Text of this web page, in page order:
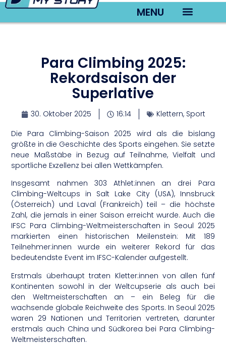
MENU
Para Climbing 2025:
Rekordsaison der
Superlative
30. Oktober 2025 16:14 Klettern, Sport
Die Para Climbing-Saison 2025 wird als die bislang
größte in die Geschichte des Sports eingehen. Sie setzte
neue Maßstäbe in Bezug auf Teilnahme, Vielfalt und
sportliche Exzellenz bei allen Wettkämpfen.
Insgesamt nahmen 303 Athlet:innen an drei Para
Climbing-Weltcups in Salt Lake City (USA), Innsbruck
(Österreich) und Laval (Frankreich) teil – die höchste
Zahl, die jemals in einer Saison erreicht wurde. Auch die
IFSC Para Climbing-Weltmeisterschaften in Seoul 2025
markierten einen historischen Meilenstein: Mit 189
Teilnehmer:innen wurde ein weiterer Rekord für das
bedeutendste Event im IFSC-Kalender aufgestellt.
Erstmals überhaupt traten Kletter:innen von allen fünf
Kontinenten sowohl in der Weltcupserie als auch bei
den Weltmeisterschaften an – ein Beleg für die
wachsende globale Reichweite des Sports. In Seoul 2025
waren 29 Nationen und Territorien vertreten, darunter
erstmals auch China und Südkorea bei Para Climbing-
Weltmeisterschaften.